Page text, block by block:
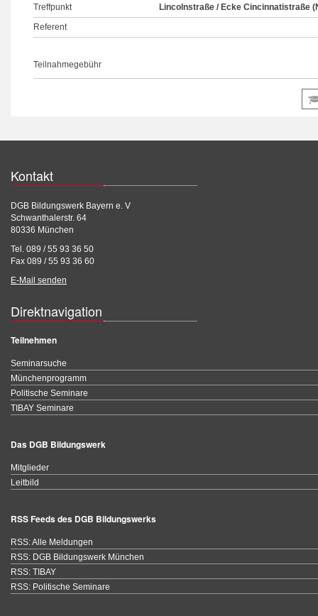
Treffpunkt
Lincolnstraße / Ecke Cincinnatistraße
Referent
Teilnahmegebühr
Kontakt
DGB Bildungswerk Bayern e. V
Schwanthalerstr. 64
80336 München
Tel. 089 / 55 93 36 50
Fax 089 / 55 93 36 60
E-Mail senden
Direktnavigation
Teilnehmen
Seminarsuche
Münchenprogramm
Politische Seminare
TIBAY Seminare
Das DGB Bildungswerk
Mitglieder
Leitbild
RSS Feeds des DGB Bildungswerks
RSS: Alle Meldungen
RSS: DGB Bildungswerk München
RSS: TIBAY
RSS: Politische Seminare